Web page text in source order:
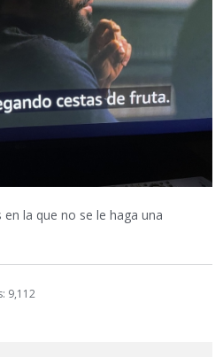
la que no se le haga una
9,112